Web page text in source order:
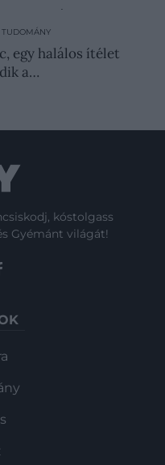
de a rákot nem
egy halálos ítélet
a…
kóstolgass
Gyémánt világát!